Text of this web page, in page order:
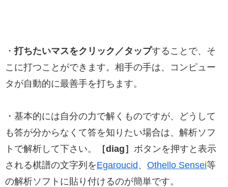
・打ちたいマスをクリック／タップすることで、そ
こに打つことができます。相手の手は、コンピュー
タが自動的に最善手を打ちます。
・基本的には自分の力で解くものですが、どうして
も答が分からなくて答を知りたい場合は、解析ソフ
トで解析して下さい。
［diag］ ボタンを押すと表示
される棋譜の文字列をEgaroucid、 Othello Sensei等
の解析ソフトに貼り付けるのが簡単です。